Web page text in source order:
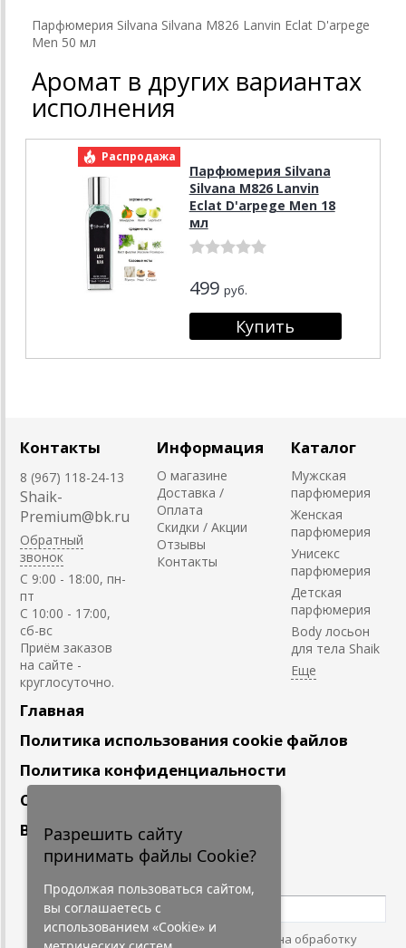
Парфюмерия Silvana Silvana M826 Lanvin Eclat D'arpege
Men 50 мл
Аромат в других вариантах
исполнения
Распродажа
Парфюмерия Silvana
Silvana M826 Lanvin
Eclat D'arpege Men 18
мл
499 руб.
Контакты
8 (967) 118-24-13
Shaik-
Premium@bk.ru
Обратный
звонок
C 9:00 - 18:00, пн-
пт
С 10:00 - 17:00,
сб-вс
Приём заказов
на сайте -
круглосуточно.
Информация
О магазине
Доставка /
Оплата
Скидки / Акции
Отзывы
Контакты
Каталог
Мужская
парфюмерия
Женская
парфюмерия
Унисекс
парфюмерия
Детская
парфюмерия
Body лосьон
для тела Shaik
Главная
Политика использования cookie файлов
Политика конфиденциальности
Сотрудничество
Вакансии
Подпишитесь
Нажимая на кнопку, я даю согласие на обработку
Разрешить сайту
принимать файлы Cookie?
Продолжая пользоваться сайтом,
вы соглашаетесь с
использованием «Cookie» и